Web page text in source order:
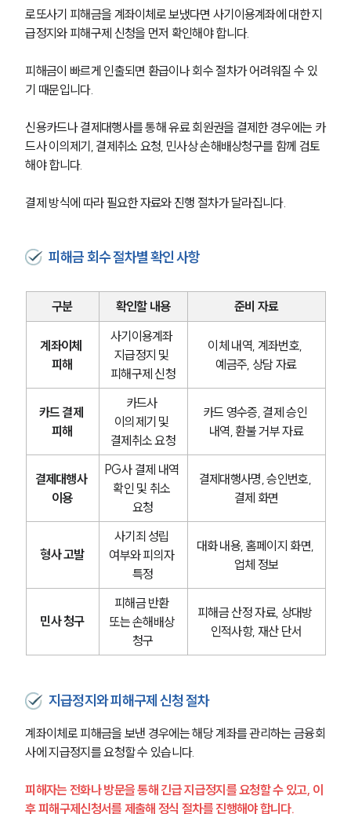
그룹소개
그룹소개
대륜의 강점
오시는 길
글로벌 파트너 로펌
고객의 소리
통합검색
AI대륜
업무사례
형사 주요 업무사례
사례분석/최신동향
형사 법률정보
법률지식인
형사소송·상담후기
업무분야
형사그룹 업무
전체
로또사기 피해금을 계좌이체로 보냈다면 사기이용계좌에 대한 지
급정지와 피해구제 신청을 먼저 확인해야 합니다.
피해금이 빠르게 인출되면 환급이나 회수 절차가 어려워질 수 있
기 때문입니다.
신용카드나 결제대행사를 통해 유료 회원권을 결제한 경우에는 카
드사 이의제기, 결제취소 요청, 민사상 손해배상청구를 함께 검토
해야 합니다.
결제 방식에 따라 필요한 자료와 진행 절차가 달라집니다.
피해금 회수 절차별 확인 사항
구분 확인할 내용 준비 자료
계좌이체
피해
사기이용계좌
지급정지 및
피해구제 신청
이체 내역, 계좌번호,
예금주, 상담 자료
카드 결제
피해
카드사
이의제기 및
결제취소 요청
카드 영수증, 결제 승인
내역, 환불 거부 자료
결제대행사
이용
PG사 결제 내역
확인 및 취소
요청
결제대행사명, 승인번호,
결제 화면
형사 고발
사기죄 성립
여부와 피의자
특정
대화 내용, 홈페이지 화면,
업체 정보
민사 청구
피해금 반환
또는 손해배상
청구
피해금 산정 자료, 상대방
인적사항, 재산 단서
지급정지와 피해구제 신청 절차
계좌이체로 피해금을 보낸 경우에는 해당 계좌를 관리하는 금융회
사에 지급정지를 요청할 수 있습니다.
피해자는 전화나 방문을 통해 긴급 지급정지를 요청할 수 있고, 이
후 피해구제신청서를 제출해 정식 절차를 진행해야 합니다.